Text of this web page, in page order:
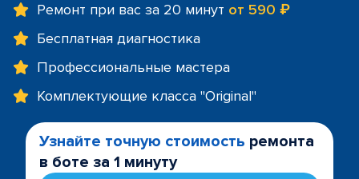
Ремонт при вас за 20 минут от 590 ₽
Бесплатная диагностика
Профессиональные мастера
Комплектующие класса "Original"
Узнайте точную стоимость ремонта
в боте за 1 минуту